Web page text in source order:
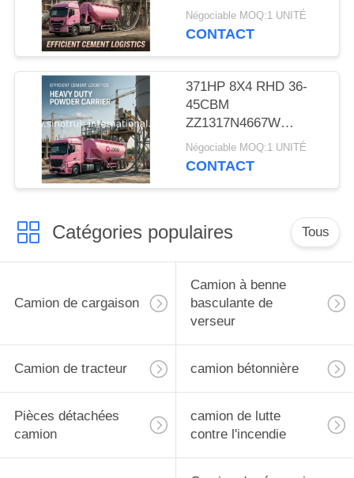
HOWO 371HP 8X4
RHD 36-45CBM
Négociable MOQ:1 UNITÉ
CONTACT
371HP 8X4 RHD 36-
45CBM
ZZ1317N4667W
sèchent le camion en
vrac pour le matériel
Négociable MOQ:1 UNITÉ
CONTACT
Catégories populaires Tous
Camion de cargaison
Camion à benne
basculante de
verseur
Camion de tracteur camion bétonnière
Pièces détachées
camion
camion de lutte
contre l'incendie